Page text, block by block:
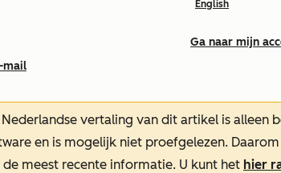
English
Ga naar mijn
mail
Nederlandse vertaling van dit artikel is alleen
en is mogelijk niet proefgelezen.
meest recente informatie. U kunt het hier